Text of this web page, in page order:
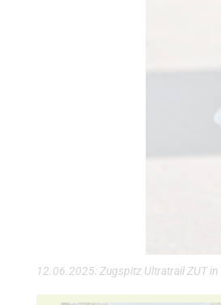
12.06.2025: Zugspitz Ultratrail ZUT